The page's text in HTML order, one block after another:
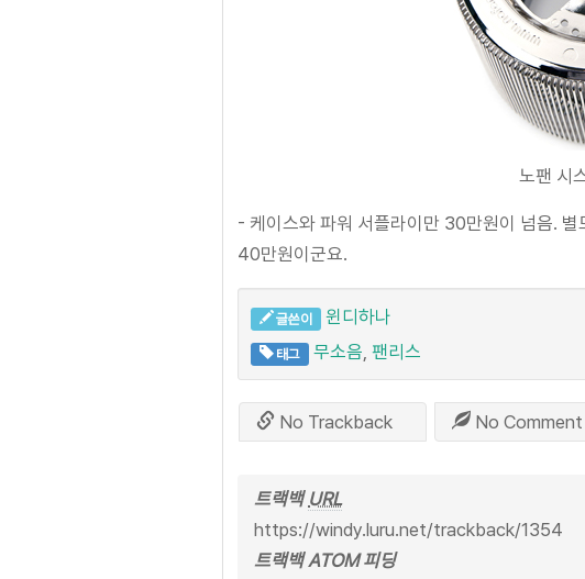
노팬 시
- 케이스와 파워 서플라이만 30만원이 넘음.
40만원이군요.
글쓴이 윈디하나
태그 무소음, 팬리스
No Trackback No Comment
트랙백 URL
https://windy.luru.net/trackback/1354
트랙백 ATOM 피딩